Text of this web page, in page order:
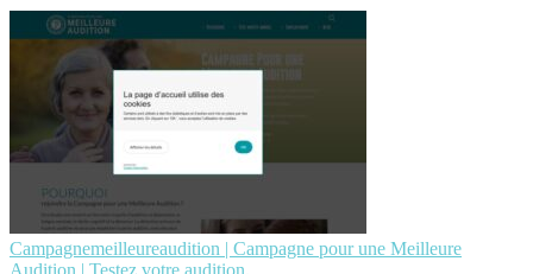
Campagnemeilleureaudition | Campagne pour une Meilleure
Audition | Testez votre audition.